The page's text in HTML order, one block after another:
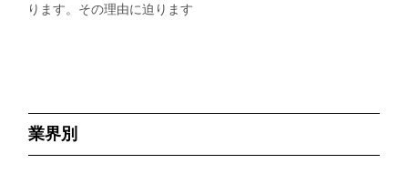
ります。その理由に迫ります
業界別